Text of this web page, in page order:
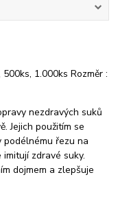
1.000ks Rozměr :
nezdravých suků
Jejich použitím se
řezu na
zdravé suky.
dojmem a zlepšuje